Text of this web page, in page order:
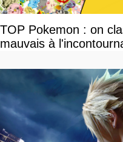
TOP Pokemon : on
mauvais à